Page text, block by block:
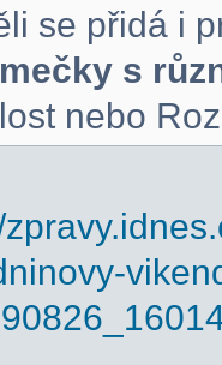
se přidá i
s
nebo